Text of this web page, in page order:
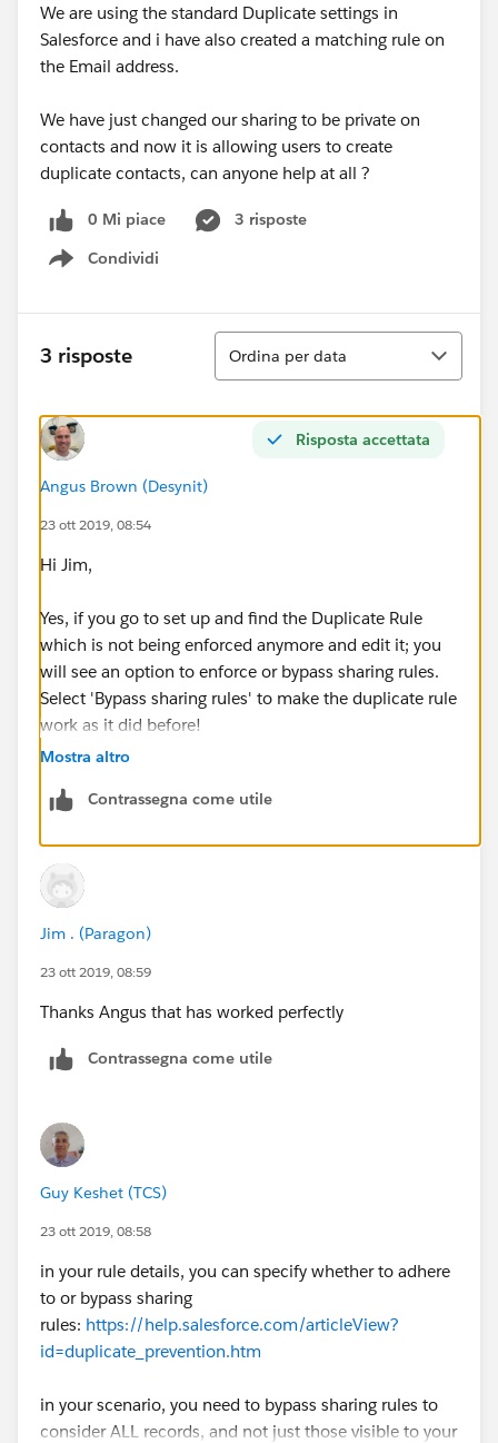
We are using the standard Duplicate settings in
Salesforce and i have also created a matching rule on
the Email address.
We have just changed our sharing to be private on
contacts and now it is allowing users to create
duplicate contacts, can anyone help at all ?
0 Mi piace
3 risposte
Condividi
Show menu
3 risposte
Ordina
Ordina per data
Risposta accettata
Angus Brown (Desynit)
23 ott 2019, 08:54
Hi Jim,
Yes, if you go to set up and find the Duplicate Rule
which is not being enforced anymore and edit it; you
will see an option to enforce or bypass sharing rules.
Select 'Bypass sharing rules' to make the duplicate rule
work as it did before!
Mostra altro
Contrassegna come utile
Jim . (Paragon)
23 ott 2019, 08:59
Thanks Angus that has worked perfectly
Contrassegna come utile
Guy Keshet (TCS)
23 ott 2019, 08:58
in your rule details, you can specify whether to adhere
to or bypass sharing
rules: https://help.salesforce.com/articleView?
id=duplicate_prevention.htm
in your scenario, you need to bypass sharing rules to
consider ALL records, and not just those visible to your